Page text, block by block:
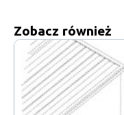
Zobacz również